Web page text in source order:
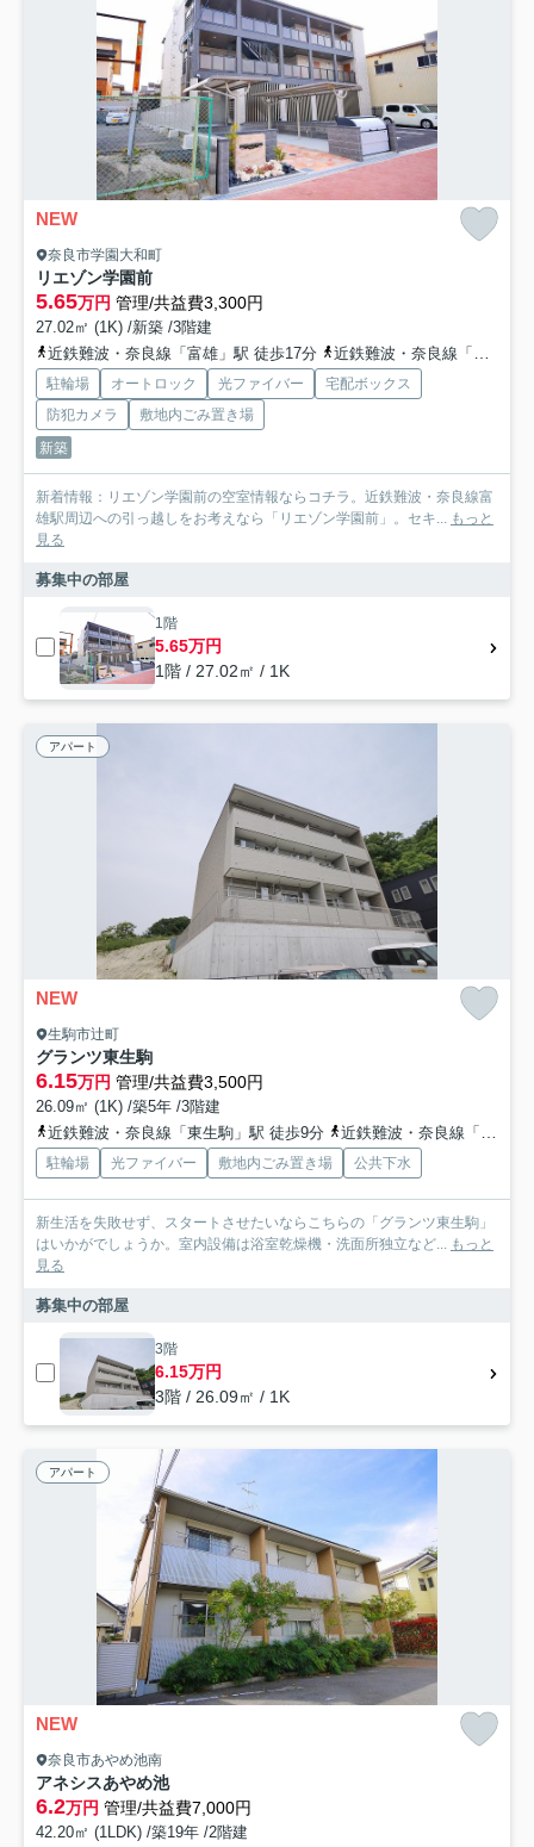
NEW
奈良市学園大和町
リエゾン学園前
5.65万円 管理/共益費3,300円
27.02㎡ (1K) /新築 /3階建
近鉄難波・奈良線「富雄」駅 徒歩17分
近鉄難波・奈良線「学園前」駅 バス7分 奈良交通「学園大和町四丁目」 停歩2分
駐輪場 オートロック 光ファイバー
宅配ボックス
防犯カメラ
敷地内ごみ置き場
新築
新着情報：リエゾン学園前の空室情報ならコチラ。近鉄難波・奈良線富
雄駅周辺への引っ越しをお考えなら「リエゾン学園前」。セキ...
もっと
見る
募集中の部屋
1階
5.65万円
1階 / 27.02㎡ / 1K
アパート
NEW
生駒市辻町
グランツ東生駒
6.15万円 管理/共益費3,500円
26.09㎡ (1K) /築5年 /3階建
近鉄難波・奈良線「東生駒」駅 徒歩9分
近鉄難波・奈良線「生駒」駅 徒歩23分
駐輪場 光ファイバー 敷地内ごみ置き場 公共下水
新生活を失敗せず、スタートさせたいならこちらの「グランツ東生駒」
はいかがでしょうか。室内設備は浴室乾燥機・洗面所独立など...
もっと
見る
募集中の部屋
3階
6.15万円
3階 / 26.09㎡ / 1K
アパート
NEW
奈良市あやめ池南
アネシスあやめ池
6.2万円 管理/共益費7,000円
42.20㎡ (1LDK) /築19年 /2階建